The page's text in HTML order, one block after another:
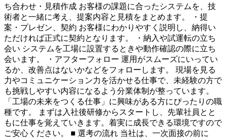
ち合わせ・見積作成 お客様の課題に合ったシステムを、技
術者と一緒に考え、提案内容と見積をまとめます。 ・提
案・プレゼン、契約 お客様にわかりやすく説明し、納得い
ただければ正式に契約となります。 ・納入や試運転の立ち
会い システムを工場に設置するときや動作確認の際に立ち
会います。 ・アフターフォロー 運用がスムーズにいってい
るか、改善点はないかなどをフォローします。 現場を見る
力やコミュニケーション力を活かせる仕事で、未経験の方で
も挑戦しやすい内容になるよう分業体制が整っています。
「工場の未来をつくる仕事」に興味がある方にぴったりの職
種です。 まずは入社後研修からスタートし、先輩社員とと
もに仕事を覚えていきます。着実に成長できる環境ですので
ご安心ください。 ■ 選考の流れ 当社は、一次面接の前に